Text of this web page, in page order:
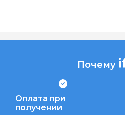
Почему
Оплата при
получении